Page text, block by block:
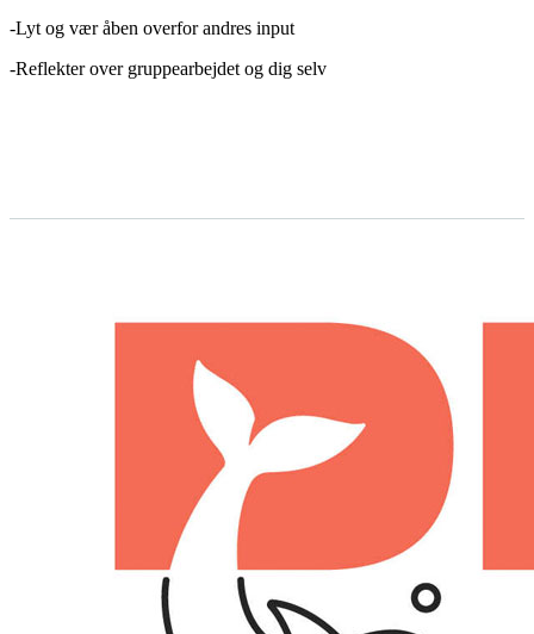
-Lyt og vær åben overfor andres input
-Reflekter over gruppearbejdet og dig selv